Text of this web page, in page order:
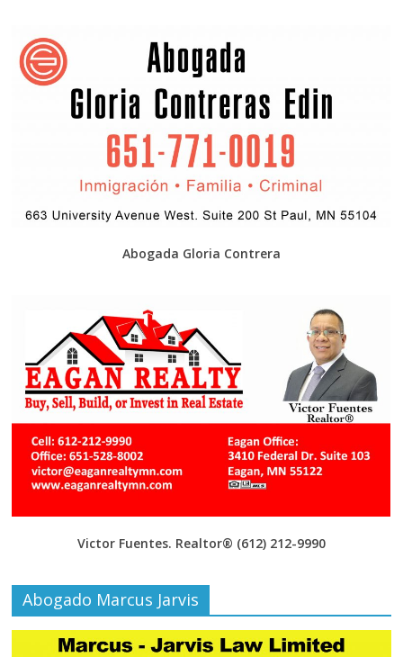
Abogada Gloria Contrera
Victor Fuentes. Realtor® (612) 212-9990
Abogado Marcus Jarvis